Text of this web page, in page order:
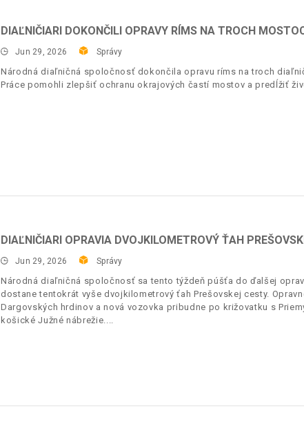
DIAĽNIČIARI DOKONČILI OPRAVY RÍMS NA TROCH
Jun 29, 2026 Správy
Národná diaľničná spoločnosť dokončila opravu ríms na troch
Práce pomohli zlepšiť ochranu okrajových častí mostov a predĺžiť
DIAĽNIČIARI OPRAVIA DVOJKILOMETROVÝ ŤAH
Jun 29, 2026 Správy
Národná diaľničná spoločnosť sa tento týždeň púšťa do ďalšej
dostane tentokrát vyše dvojkilometrový ťah Prešovskej cesty.
Dargovských hrdinov a nová vozovka pribudne po križovatku s
košické Južné nábrežie.